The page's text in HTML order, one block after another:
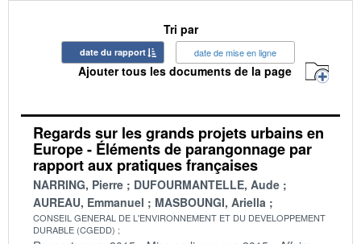
Tri par
date du rapport date de mise en ligne
Ajouter tous les documents de la page
Regards sur les grands projets urbains en
Europe - Éléments de parangonnage par
rapport aux pratiques françaises
NARRING, Pierre
DUFOURMANTELLE, Aude
AUREAU, Emmanuel
MASBOUNGI, Ariella
CONSEIL GENERAL DE L'ENVIRONNEMENT ET DU DEVELOPPEMENT
DURABLE (CGEDD)